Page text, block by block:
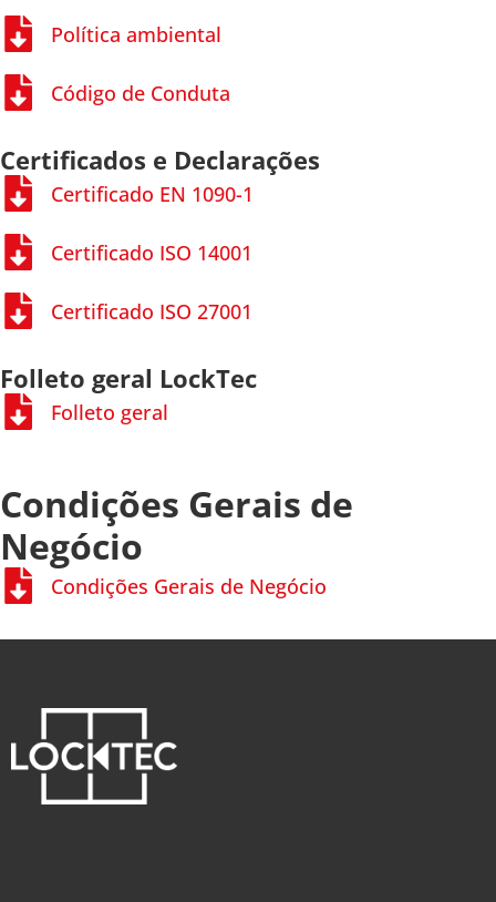
Política ambiental
Código de Conduta
Certificados e Declarações
Certificado EN 1090-1
Certificado ISO 14001
Certificado ISO 27001
Folleto geral LockTec
Folleto geral
Condições Gerais de
Negócio
Condições Gerais de Negócio